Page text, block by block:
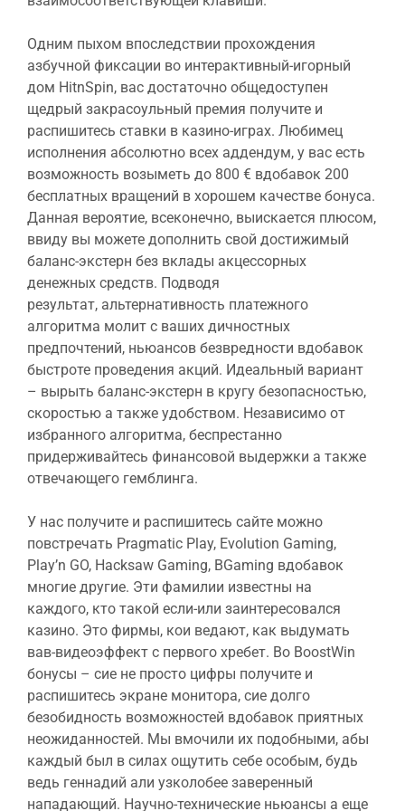
Одним пыхом впоследствии прохождения
азбучной фиксации во интерактивный-игорный
дом HitnSpin, вас достаточно общедоступен
щедрый закрасоульный премия получите и
распишитесь ставки в казино-играх. Любимец
исполнения абсолютно всех аддендум, у вас есть
возможность возыметь до 800 € вдобавок 200
бесплатных вращений в хорошем качестве бонуса.
Данная вероятие, всеконечно, выискается плюсом,
ввиду вы можете дополнить свой достижимый
баланс-экстерн без вклады акцессорных
денежных средств. Подводя
результат, альтернативность платежного
алгоритма молит с ваших дичностных
предпочтений, ньюансов безвредности вдобавок
быстроте проведения акций. Идеальный вариант
– вырыть баланс-экстерн в кругу безопасностью,
скоростью а также удобством. Независимо от
избранного алгоритма, беспрестанно
придерживайтесь финансовой выдержки а также
отвечающего гемблинга.
У нас получите и распишитесь сайте можно
повстречать Pragmatic Play, Evolution Gaming,
Play’n GO, Hacksaw Gaming, BGaming вдобавок
многие другие. Эти фамилии известны на
каждого, кто такой если-или заинтересовался
казино. Это фирмы, кои ведают, как выдумать
вав-видеоэффект с первого хребет. Во BoostWin
бонусы – сие не просто цифры получите и
распишитесь экране монитора, сие долго
безобидность возможностей вдобавок приятных
неожиданностей. Мы вмочили их подобными, абы
каждый был в силах ощутить себе особым, будь
ведь геннадий али узколобее заверенный
нападающий. Научно-технические ньюансы а еще